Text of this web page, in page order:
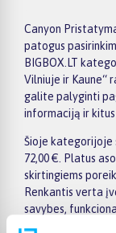
Canyon
patogus
BIGBOX.LT
Vilniuje ir Kaune“
galite palyginti
informaciją ir
Šioje kategorijoje
72,00 €. Platus
skirtingiems
Renkantis verta
savybes,
taikomus